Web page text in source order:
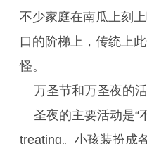
不少家庭在南瓜上刻
口的阶梯上，传统上
怪。
万圣节和万圣夜的
圣夜的主要活动是“
treating。小孩装扮成